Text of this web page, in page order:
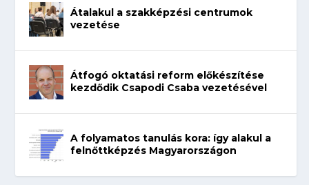
Átalakul a szakképzési centrumok
vezetése
Átfogó oktatási reform előkészítése
kezdődik Csapodi Csaba vezetésével
A folyamatos tanulás kora: így alakul a
felnőttképzés Magyarországon